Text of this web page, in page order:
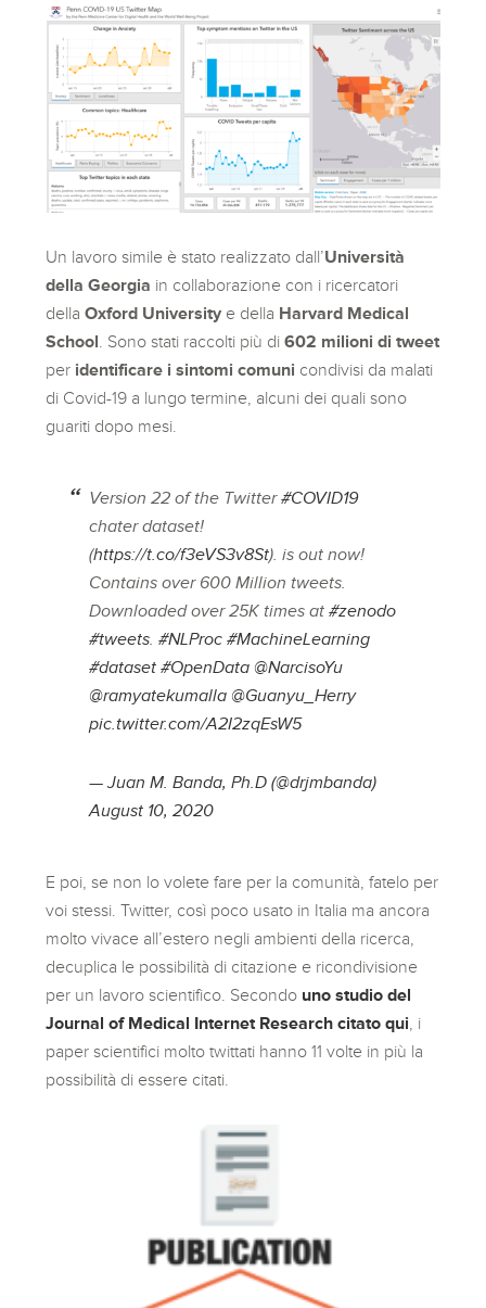
Un lavoro simile è stato realizzato dall’Università
della Georgia in collaborazione con i ricercatori
dellaOxford University e della Harvard Medical
School . Sono stati raccolti più di602 milioni di tweet
per identificare i sintomi comuni condivisi da malati
di Covid-19 a lungo termine, alcuni dei quali sono
guariti dopo mesi.
Version 22 of the Twitter#COVID19
chater dataset!
(https://t.co/f3eVS3v8St). is out now!
Contains over 600 Million tweets.
Downloaded over 25K times at#zenodo
#tweets.#NLProc #MachineLearning
#dataset #OpenData @NarcisoYu
@ramyatekumalla @Guanyu_Herry
pic.twitter.com/A2I2zqEsW5
— Juan M. Banda, Ph.D (@drjmbanda)
August 10, 2020
E poi, se non lo volete fare per la comunità, fatelo per
voi stessi. Twitter, così poco usato in Italia ma ancora
molto vivace all’estero negli ambienti della ricerca,
decuplica le possibilità di citazione e ricondivisione
per un lavoro scientifico. Secondo uno studio del
Journal of Medical Internet Research citato qui , i
paper scientifici molto twittati hanno 11 volte in più la
possibilità di essere citati.